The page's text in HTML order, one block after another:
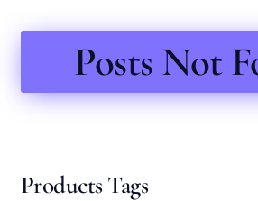
Posts Not
Products Tags